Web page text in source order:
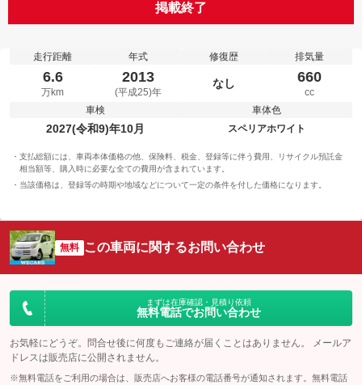
掲載終了
走行距離
6.6
万km
年式
2013
(平成25)年
修復歴
なし
排気量
660
cc
車検
2027(令和9)年10月
車体色
スペリアホワイト
支払総額には、車両本体価格の他、保険料、税金、登録等に伴う費用、リサイクル預託金
相当額等、購入時に必要な全ての費用が含まれています。
当該価格は、登録等の時期や地域などについて一定の条件を付した価格になります。
無料 この車両に関するお問い合わせ
まずは在庫確認・見積り依頼
無料電話でお問い合わせ
お気軽にどうぞ。問合せ後に何度もご連絡が届くことはありません。 メールア
ドレスは販売店に公開されません。
※無料電話をご利用の場合は、販売店へお客様の電話番号が通知されます。無料電話